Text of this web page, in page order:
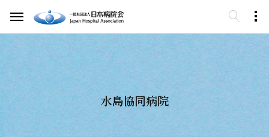
水島協同病院